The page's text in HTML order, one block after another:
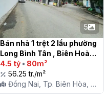
5
Bán nhà 1 trệt 2 lầu phường
Long Bình Tân , Biên Hoà
4.5 tỷ • 80m²
56.25 tr./m²
Đồng Nai, Tp. Biên Hòa, P.
Long Bình Tân